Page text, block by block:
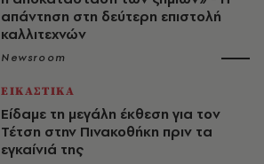
απάντηση στη δεύτερη επιστολή
καλλιτεχνών
Newsroom
ΕΙΚΑΣΤΙΚΑ
Είδαμε τη μεγάλη έκθεση για τον
Τέτση στην Πινακοθήκη πριν τα
εγκαίνιά της